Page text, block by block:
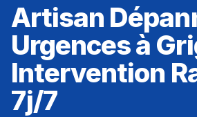
Artisan
Urgences à
Intervention
7j/7